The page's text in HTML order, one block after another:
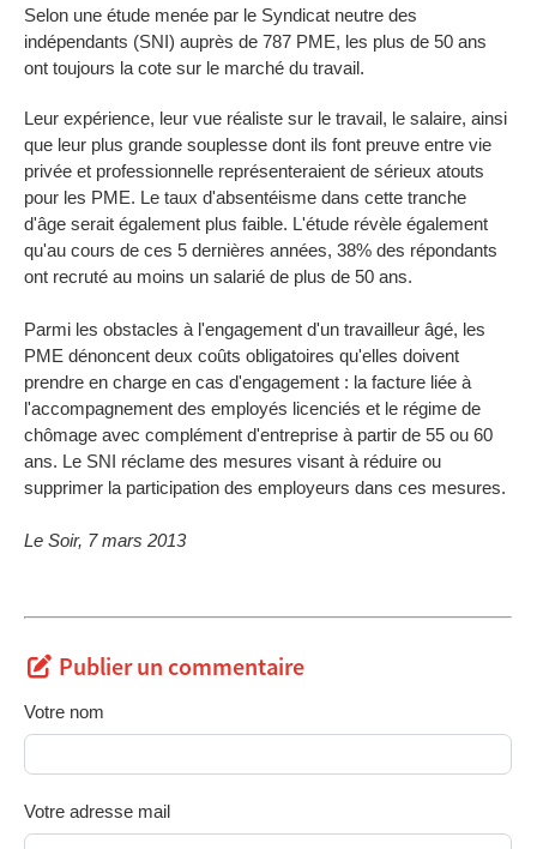
Selon une étude menée par le Syndicat neutre des
indépendants (SNI) auprès de 787 PME, les plus de 50 ans
ont toujours la cote sur le marché du travail.
Leur expérience, leur vue réaliste sur le travail, le salaire, ainsi
que leur plus grande souplesse dont ils font preuve entre vie
privée et professionnelle représenteraient de sérieux atouts
pour les PME. Le taux d'absentéisme dans cette tranche
d'âge serait également plus faible. L'étude révèle également
qu'au cours de ces 5 dernières années, 38% des répondants
ont recruté au moins un salarié de plus de 50 ans.
Parmi les obstacles à l'engagement d'un travailleur âgé, les
PME dénoncent deux coûts obligatoires qu'elles doivent
prendre en charge en cas d'engagement : la facture liée à
l'accompagnement des employés licenciés et le régime de
chômage avec complément d'entreprise à partir de 55 ou 60
ans. Le SNI réclame des mesures visant à réduire ou
supprimer la participation des employeurs dans ces mesures.
Le Soir, 7 mars 2013
Publier un commentaire
Votre nom
Votre adresse mail